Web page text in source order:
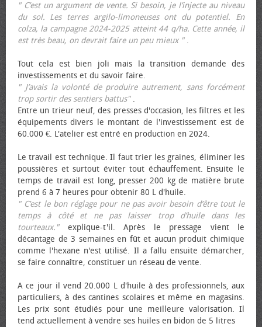
" C’est un argument de vente. Si besoin, je l’injecte au niveau
du sol. Les terres argilo-limoneuses ont du potentiel. En
colza, la campagne 2024-2025 atteint 44 q/ha. Cette année, il
est très beau, on devrait faire un peu mieux ".
Tout cela est bien joli mais la transition demande des
investissements et du savoir faire.
" J’avais la volonté de produire autrement, sans forcément
trop sortir des sentiers battus".
Entre un trieur neuf, des presses d'occasion, les filtres et les
équipements divers le montant de l'investissement est de
60.000 €. L'atelier est entré en production en 2024.
Le travail est technique. Il faut trier les graines, éliminer les
poussières et surtout éviter tout échauffement. Ensuite le
temps de travail est long, presser 200 kg de matière brute
prend 6 à 7 heures pour obtenir 80 L d'huile.
" C’est le bon réglage pour ne pas avoir besoin d’être tout le
temps à côté et ne pas laisser trop d’huile dans les
tourteaux."explique-t'il. Après le pressage vient le
décantage de 3 semaines en fût et aucun produit chimique
comme l'hexane n'est utilisé. Il a fallu ensuite démarcher,
se faire connaître, constituer un réseau de vente.
A ce jour il vend 20.000 L d'huile à des professionnels, aux
particuliers, à des cantines scolaires et même en magasins.
Les prix sont étudiés pour une meilleure valorisation. Il
tend actuellement à vendre ses huiles en bidon de 5 litres